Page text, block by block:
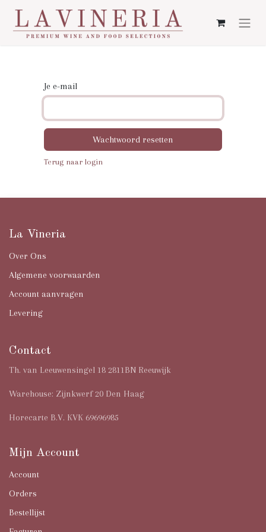
Je e-mail
Wachtwoord resetten
Terug naar login
La Vineria
Over Ons
Algemene voorwaarden
Account aanvragen
Levering
Contact
Th. van Leeuwensingel 18 2811BN Reeuwijk
Warehouse: Zijnkwerf 20 Den Haag
Horecarte B.V. KVK 69696985
Mijn Account
Account
Orders
Bestellijst